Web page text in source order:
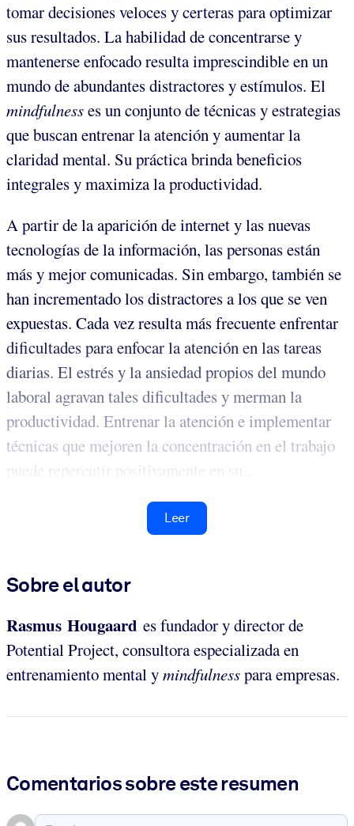
tomar decisiones veloces y certeras para optimizar
sus resultados. La habilidad de concentrarse y
mantenerse enfocado resulta imprescindible en un
mundo de abundantes distractores y estímulos. El
mindfulnesses un conjunto de técnicas y estrategias
que buscan entrenar la atención y aumentar la
claridad mental. Su práctica brinda beneficios
integrales y maximiza la productividad.
A partir de la aparición de internet y las nuevas
tecnologías de la información, las personas están
más y mejor comunicadas. Sin embargo, también se
han incrementado los distractores a los que se ven
expuestas. Cada vez resulta más frecuente enfrentar
dificultades para enfocar la atención en las tareas
diarias. El estrés y la ansiedad propios del mundo
laboral agravan tales dificultades y merman la
productividad. Entrenar la atención e implementar
técnicas que mejoren la concentración en el trabajo
puede repercutir positivamente en su...
Leer
Sobre el autor
Rasmus Hougaard es fundador y director de
Potential Project, consultora especializada en
entrenamiento mental ymindfulnesspara empresas.
Comentarios sobre este resumen